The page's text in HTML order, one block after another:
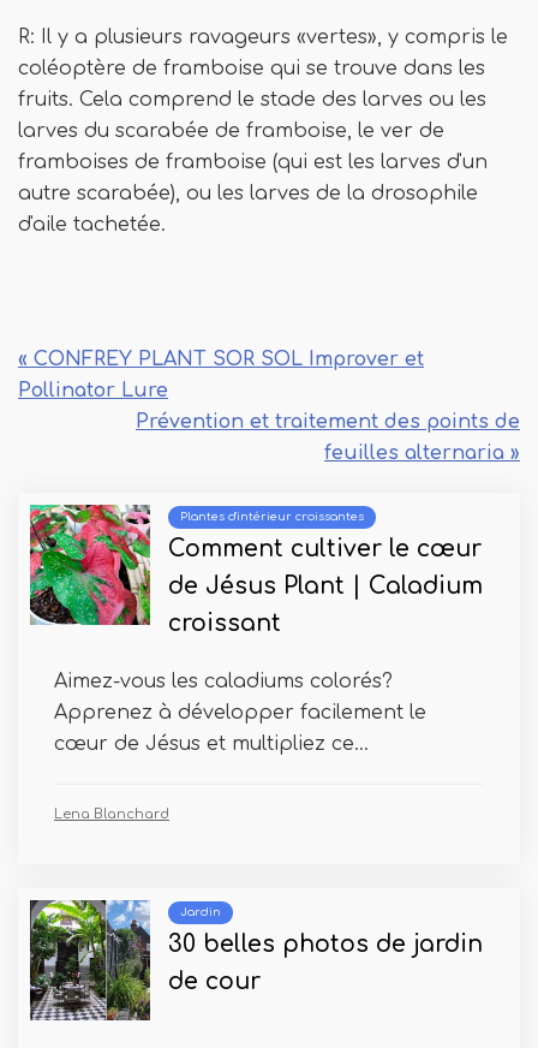
R: Il y a plusieurs ravageurs «vertes», y compris le
coléoptère de framboise qui se trouve dans les
fruits. Cela comprend le stade des larves ou les
larves du scarabée de framboise, le ver de
framboises de framboise (qui est les larves d'un
autre scarabée), ou les larves de la drosophile
d'aile tachetée.
« CONFREY PLANT SOR SOL Improver et
Pollinator Lure
Prévention et traitement des points de
feuilles alternaria »
Plantes d'intérieur croissantes
Comment cultiver le cœur
de Jésus Plant | Caladium
croissant
Aimez-vous les caladiums colorés?
Apprenez à développer facilement le
cœur de Jésus et multipliez ce...
Lena Blanchard
Jardin
30 belles photos de jardin
de cour